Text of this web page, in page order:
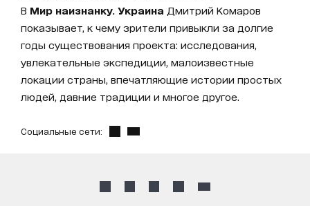
В Мир наизнанку. Украина Дмитрий Комаров
показывает, к чему зрители привыкли за долгие
годы существования проекта: исследования,
увлекательные экспедиции, малоизвестные
локации страны, впечатляющие истории простых
людей, давние традиции и многое другое.
Социальные сети: